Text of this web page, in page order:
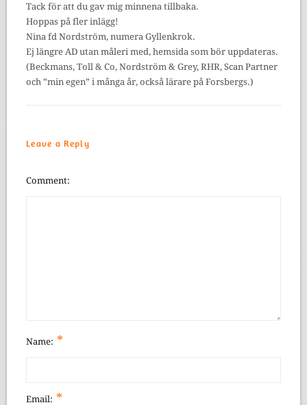
Tack för att du gav mig minnena tillbaka.
Hoppas på fler inlägg!
Nina fd Nordström, numera Gyllenkrok.
Ej längre AD utan måleri med, hemsida som bör uppdateras.
(Beckmans, Toll & Co, Nordström & Grey, RHR, Scan Partner
och ”min egen” i många år, också lärare på Forsbergs.)
Leave a Reply
Comment
Name: *
Email: *